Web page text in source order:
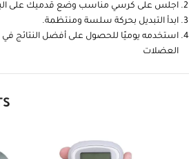
اجلس على كرسي مناسب وضع قدميك على
ابدأ التبديل بحركة سلسة ومنتظمة.
استخدمه يوميًا للحصول على أفضل النتائج في
العضلات